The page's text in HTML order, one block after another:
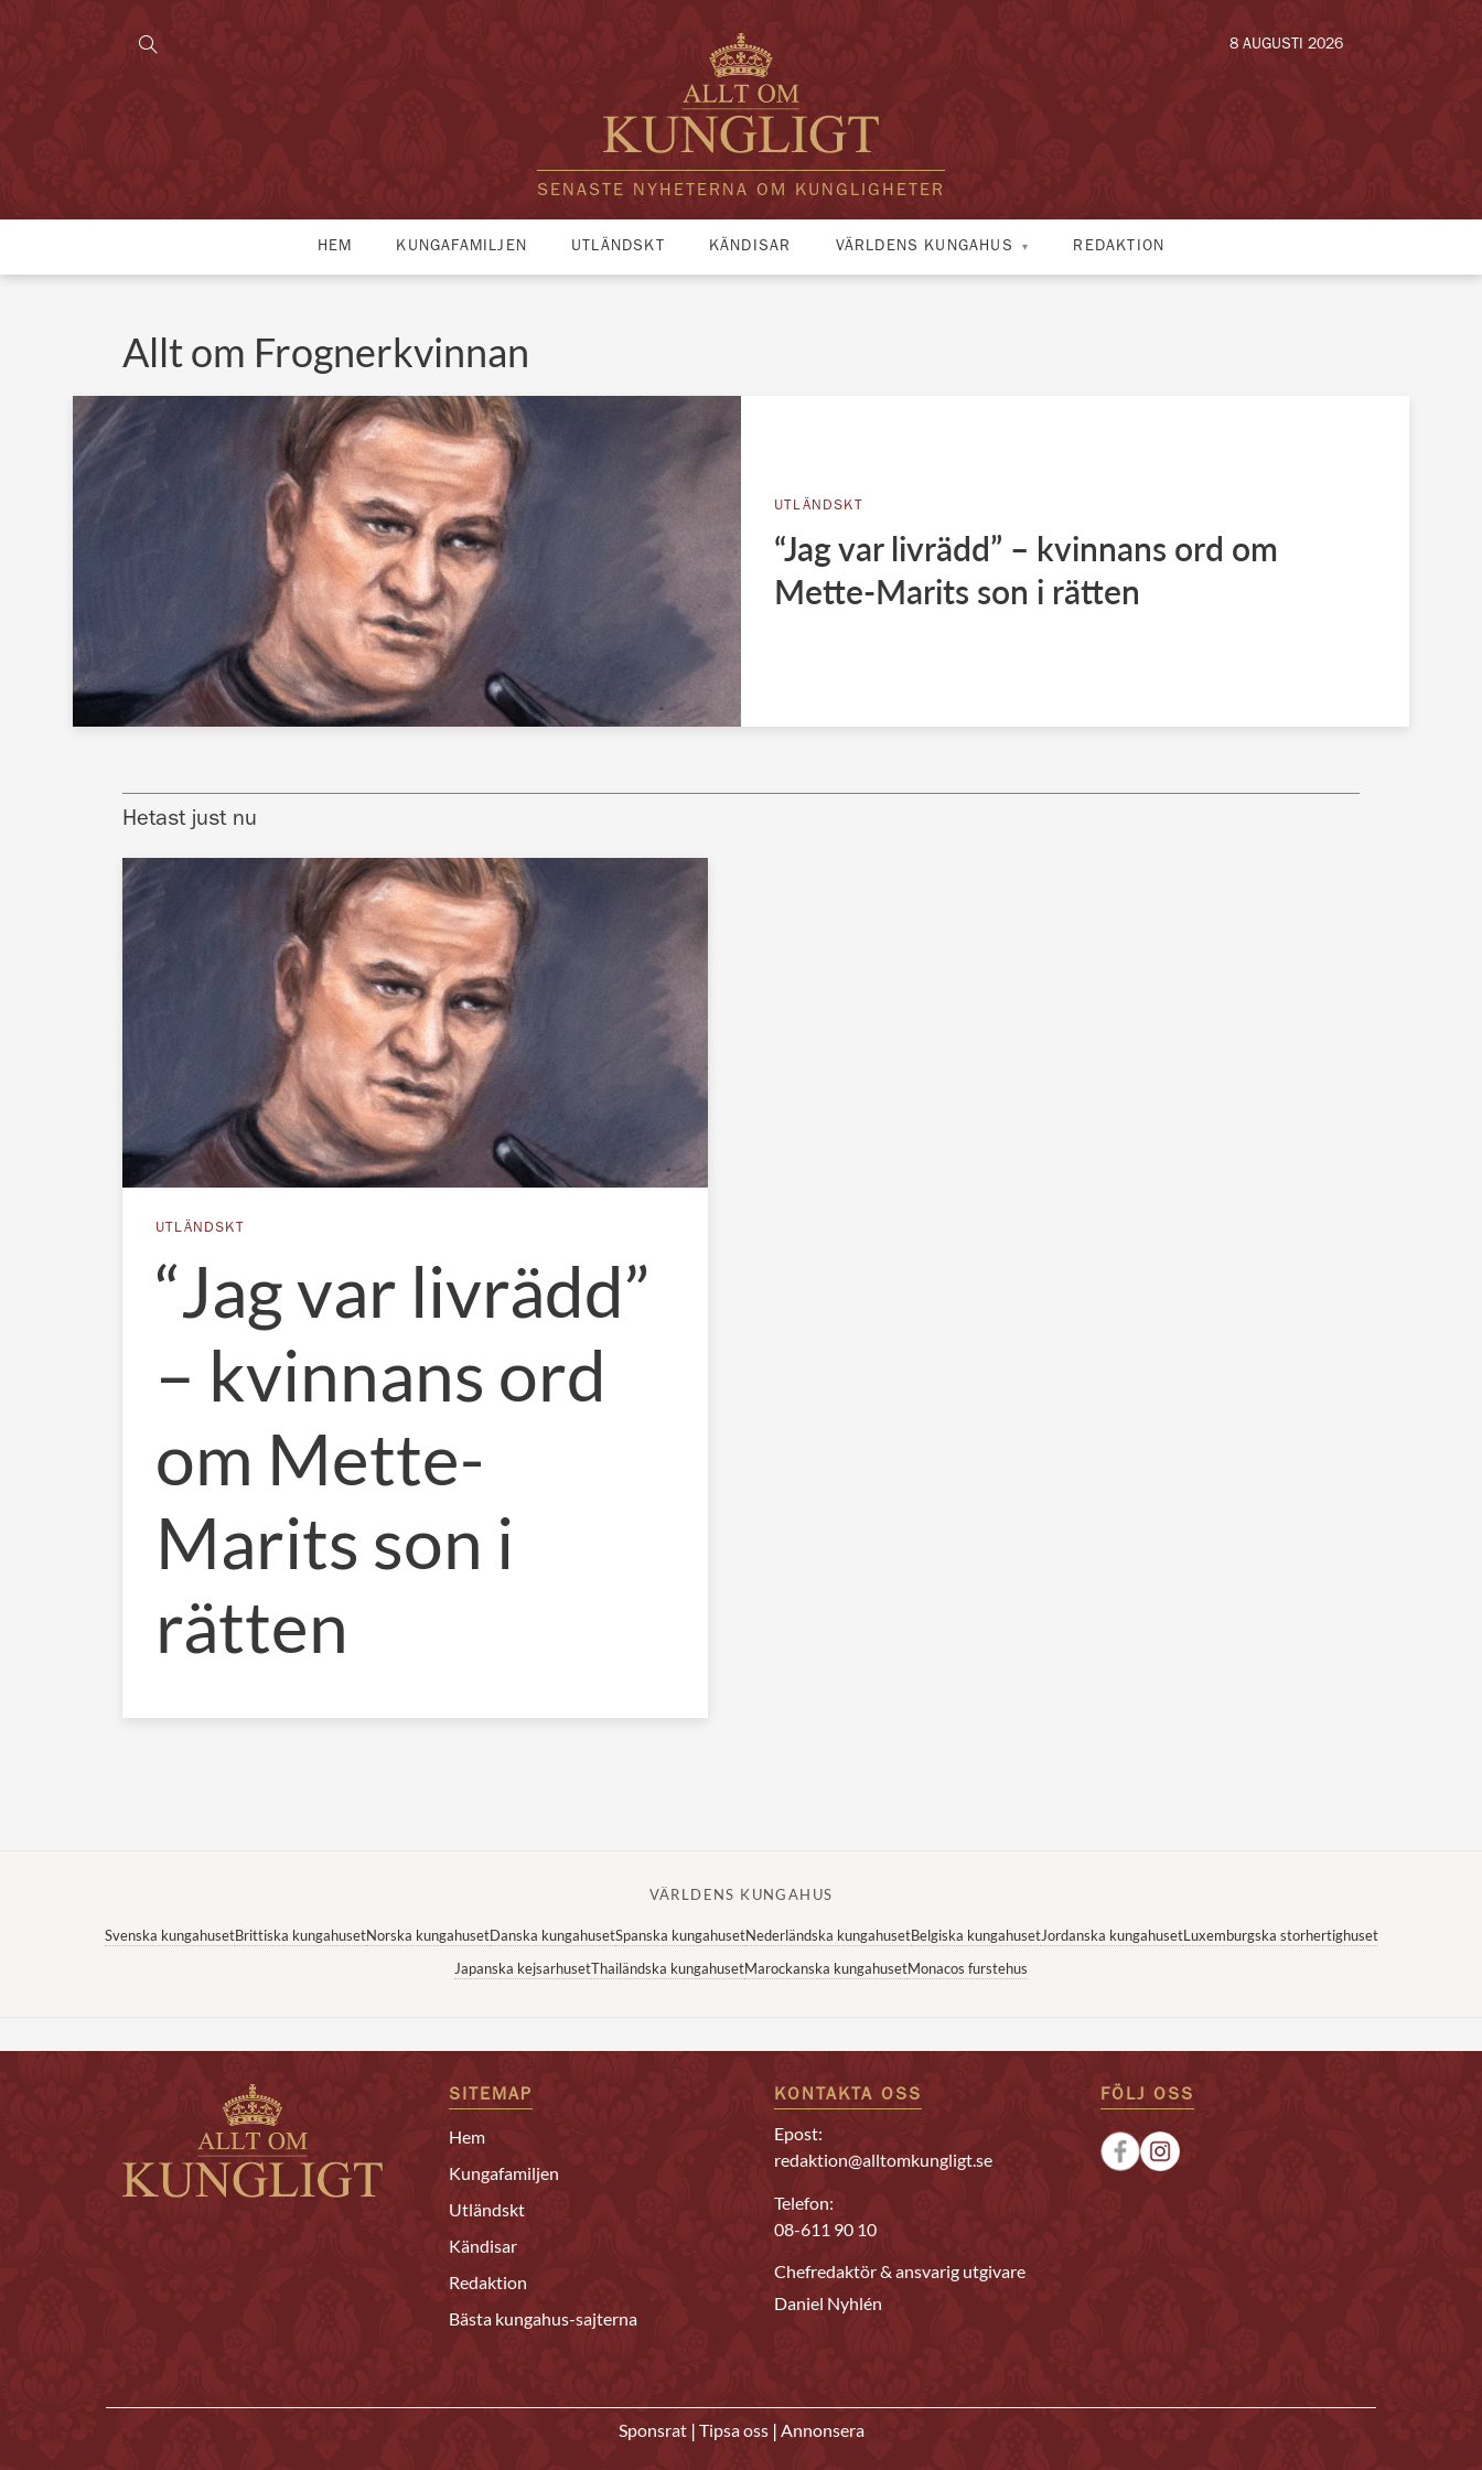
SENASTE NYHETERNA OM KUNGLIGHETER
8 AUGUSTI 2026
HEM KUNGAFAMILJEN UTLÄNDSKT KÄNDISAR VÄRLDENS KUNGAHUS REDAKTION
Allt om Frognerkvinnan
UTLÄNDSKT
“Jag var livrädd” – kvinnans ord om
Mette-Marits son i rätten
Hetast just nu
UTLÄNDSKT
“Jag var livrädd”
– kvinnans ord
om Mette-
Marits son i
rätten
VÄRLDENS KUNGAHUS
Svenska kungahusetBrittiska kungahusetNorska kungahusetDanska kungahusetSpanska kungahusetNederländska kungahusetBelgiska kungahusetJordanska kungahusetLuxemburgska storhertighuset
Japanska kejsarhusetThailändska kungahusetMarockanska kungahusetMonacos furstehus
SITEMAP
Hem
Kungafamiljen
Utländskt
Kändisar
Redaktion
Bästa kungahus-sajterna
KONTAKTA OSS
Epost:
redaktion@alltomkungligt.se
Telefon:
08-611 90 10
Chefredaktör & ansvarig utgivare
Daniel Nyhlén
FÖLJ OSS
Sponsrat | Tipsa oss | Annonsera